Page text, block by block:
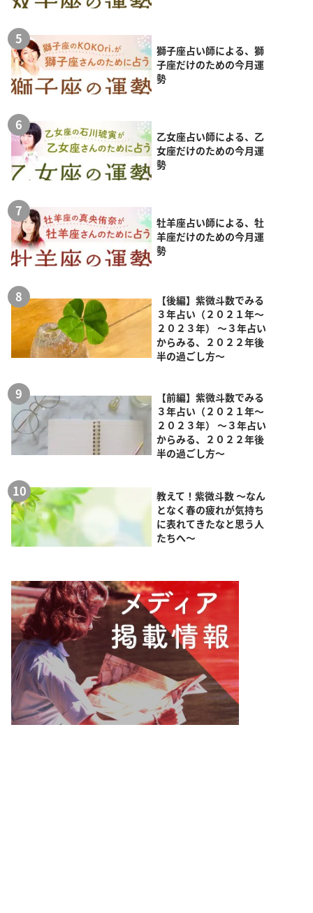
獅子座占い師による、獅
子座だけのための今月運
勢
乙女座占い師による、乙
女座だけのための今月運
勢
牡羊座占い師による、牡
羊座だけのための今月運
勢
【後編】紫微斗数でみる
３年占い（２０２１年～
２０２３年） ～３年占い
からみる、２０２２年後
半の過ごし方～
【前編】紫微斗数でみる
３年占い（２０２１年～
２０２３年） ～３年占い
からみる、２０２２年後
半の過ごし方～
教えて！紫微斗数 ～なん
となく春の疲れが気持ち
に表れてきたなと思う人
たちへ～